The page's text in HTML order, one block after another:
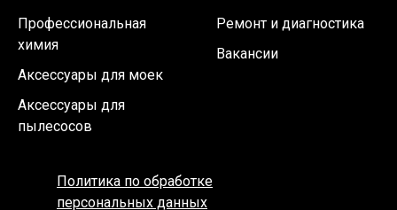
Профессиональная
химия
Аксессуары для моек
Аксессуары для
пылесосов
Ремонт и диагностика
Вакансии
Политика по обработке
персональных данных